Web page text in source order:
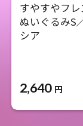
すやすやフ
ぬいぐるみS
シア
2,640 円